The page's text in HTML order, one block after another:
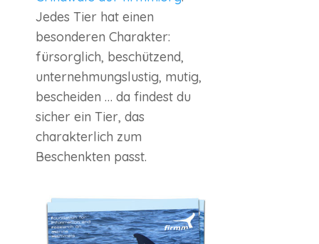
Jedes Tier hat einen
besonderen Charakter:
fürsorglich, beschützend,
unternehmungslustig, mutig,
bescheiden … da findest du
sicher ein Tier, das
charakterlich zum
Beschenkten passt.